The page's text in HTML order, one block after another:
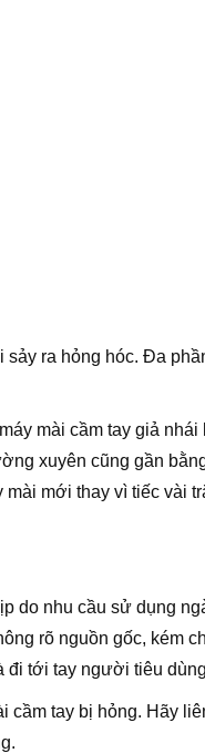
ra hỏng hóc. Đa
mài cầm tay giả
xuyên cũng gần
mới thay vì tiếc vài
do nhu cầu sử dụng
rõ nguồn gốc, kém
đi tới tay người tiêu
tay bị hỏng. Hãy